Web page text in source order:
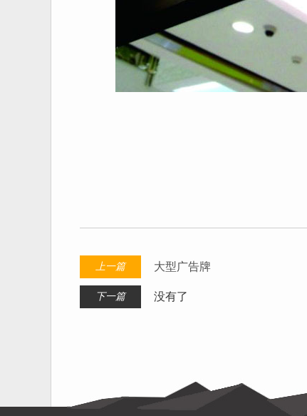
上一篇 大型广告牌
下一篇 没有了